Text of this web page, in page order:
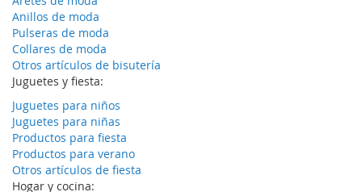
Anillos de moda
Pulseras de moda
Collares de moda
Otros artículos de bisutería
Juguetes y fiesta:
Juguetes para niños
Juguetes para niñas
Productos para fiesta
Productos para verano
Otros artículos de fiesta
Hogar y cocina: